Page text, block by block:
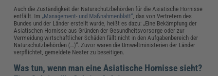
Auch die Zuständigkeit der Naturschutzbehörden für die Asiatische Hornisse
entfällt. Im „Management- und Maßnahmenblatt“ , das von Vertretern des
Bundes und der Länder erstellt wurde, heißt es dazu: „Eine Bekämpfung der
Asiatischen Hornisse aus Gründen der Gesundheitsvorsorge oder zur
Vermeidung wirtschaftlicher Schäden fällt nicht in den Aufgabenbereich der
Naturschutzbehörden (…)“. Zuvor waren die Umweltministerien der Länder
verpflichtet, gemeldete Nester zu beseitigen.
Was tun, wenn man eine Asiatische Hornisse sieht?